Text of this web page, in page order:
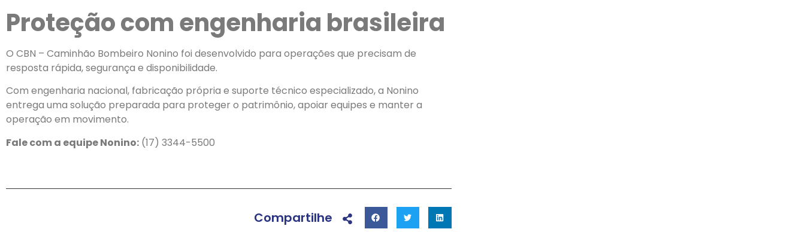
Proteção com engenharia brasileira
O CBN – Caminhão Bombeiro Nonino foi desenvolvido para operações que precisam de
resposta rápida, segurança e disponibilidade.
Com engenharia nacional, fabricação própria e suporte técnico especializado, a Nonino
entrega uma solução preparada para proteger o patrimônio, apoiar equipes e manter a
operação em movimento.
Fale com a equipe Nonino: (17) 3344-5500
Compartilhe